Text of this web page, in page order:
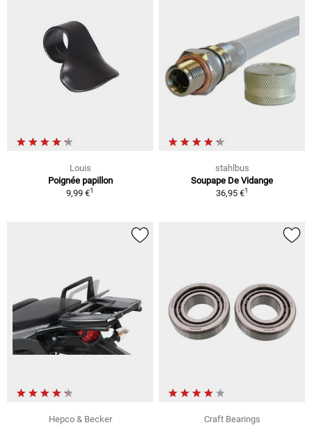
Louis
Poignée papillon
9,99 €1
stahlbus
Soupape De Vidange
36,95 €1
Hepco & Becker
Craft Bearings